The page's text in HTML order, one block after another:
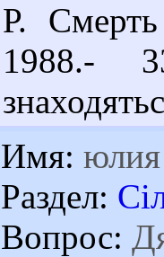
Р.
1988.-
Имя: юлия
Раздел:
Вопрос: